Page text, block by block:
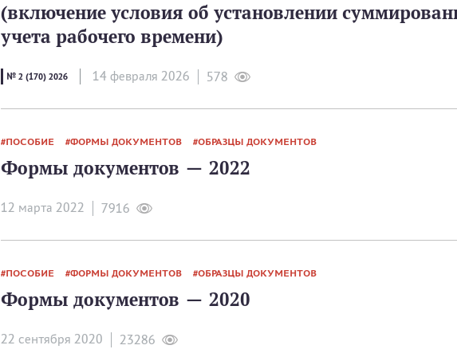
(включение условия об установлении
учета рабочего времени)
№ 2 (170) 2026 14 февраля 2026 578
ПОСОБИЕ ФОРМЫ ДОКУМЕНТОВ ОБРАЗЦЫ ДОКУМЕНТОВ
Формы документов — 2022
12 мартa 2022 7916
ПОСОБИЕ ФОРМЫ ДОКУМЕНТОВ ОБРАЗЦЫ ДОКУМЕНТОВ
Формы документов — 2020
22 сентября 2020 23286